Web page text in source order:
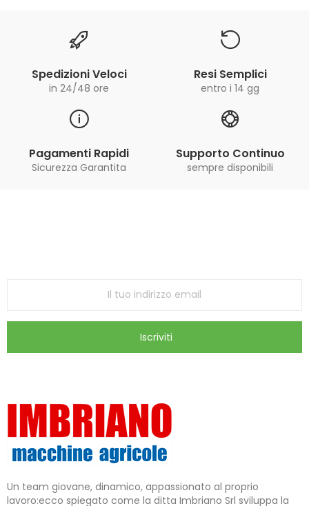
Spedizioni Veloci
in 24/48 ore
Resi Semplici
entro i 14 gg
Pagamenti Rapidi
Sicurezza Garantita
Supporto Continuo
sempre disponibili
Iscriviti
Un team giovane, dinamico, appassionato al proprio
lavoro:ecco spiegato come la ditta Imbriano Srl sviluppa la